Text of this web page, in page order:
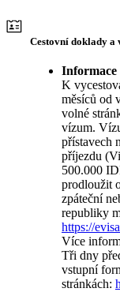
Cestovní doklady a
Informace
K
měsíců od
volné
vízum.
přístavech
příjezdu
500.000
prodloužit
zpáteční
republiky
https://
Více
Tři dny
vstupní
stránkách: